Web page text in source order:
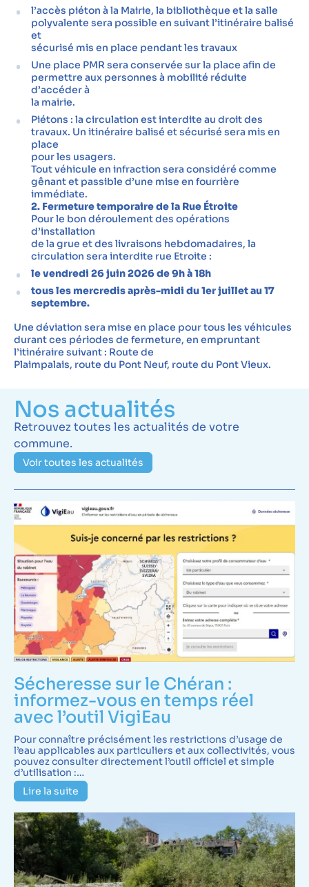
l’accès piéton à la Mairie, la bibliothèque et la salle
polyvalente sera possible en suivant l’itinéraire balisé
et
sécurisé mis en place pendant les travaux
Une place PMR sera conservée sur la place afin de
permettre aux personnes à mobilité réduite
d’accéder à
la mairie.
Piétons : la circulation est interdite au droit des
travaux. Un itinéraire balisé et sécurisé sera mis en
place
pour les usagers.
Tout véhicule en infraction sera considéré comme
gênant et passible d’une mise en fourrière
immédiate.
2. Fermeture temporaire de la Rue Étroite
Pour le bon déroulement des opérations
d’installation
de la grue et des livraisons hebdomadaires, la
circulation sera interdite rue Etroite :
le vendredi 26 juin 2026 de 9h à 18h
tous les mercredis après-midi du 1er juillet au 17
septembre.
Une déviation sera mise en place pour tous les véhicules
durant ces périodes de fermeture, en empruntant
l’itinéraire suivant : Route de
Plaimpalais, route du Pont Neuf, route du Pont Vieux.
Nos actualités
Retrouvez toutes les actualités de votre
commune.
Voir toutes les actualités
Sécheresse sur le Chéran :
informez-vous en temps réel
avec l’outil VigiEau
Pour connaître précisément les restrictions d’usage de
l’eau applicables aux particuliers et aux collectivités, vous
pouvez consulter directement l’outil officiel et simple
d’utilisation :…
Lire la suite